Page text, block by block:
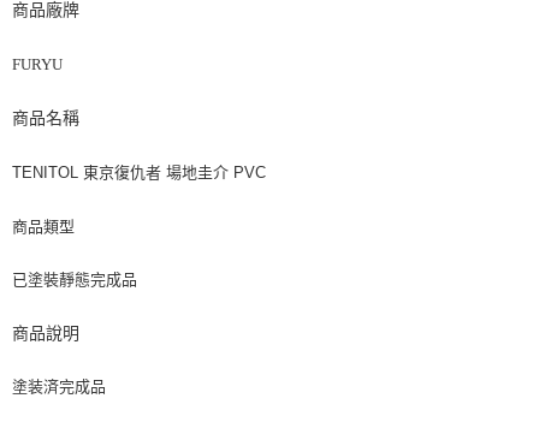
商品廠牌
FURYU
商品名稱
TENITOL 東京復仇者 場地圭介 PVC
商品類型
已塗裝靜態完成品
商品說明
塗装済完成品